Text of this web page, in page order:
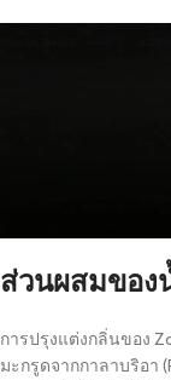
ส่วนผสมของ
การปรุงแต่งกลิ่นของ
มะกรูดจากกาลาบริอา